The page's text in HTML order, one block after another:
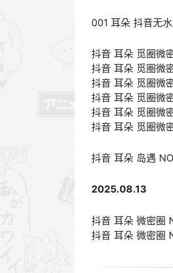
001 耳朵 抖音无
抖音 耳朵 觅圈微
抖音 耳朵 觅圈微
抖音 耳朵 觅圈微
抖音 耳朵 觅圈微
抖音 耳朵 觅圈微
抖音 耳朵 觅圈微
抖音 耳朵 岛遇
2025.08.13
抖音 耳朵 微密圈
抖音 耳朵 微密圈